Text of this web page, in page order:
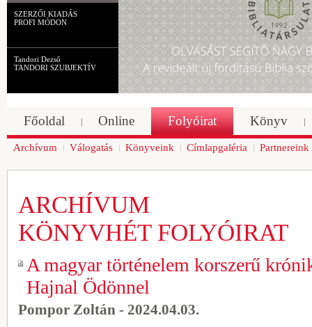
SZERZŐI KIADÁS
PROFI MÓDON
Tandori Dezső
TANDORI SZUBJEKTÍV
Főoldal Online Folyóirat Könyv
Archívum Válogatás Könyveink Címlapgaléria Partnereink
ARCHÍVUM
KÖNYVHÉT FOLYÓIRAT
A magyar történelem korszerű
Hajnal Ödönnel
Pompor Zoltán - 2024.04.03.